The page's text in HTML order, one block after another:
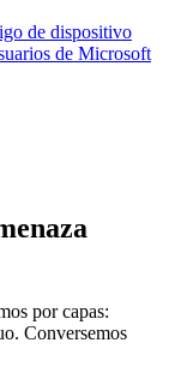
de dispositivo
de Microsoft
por capas:
Conversemos